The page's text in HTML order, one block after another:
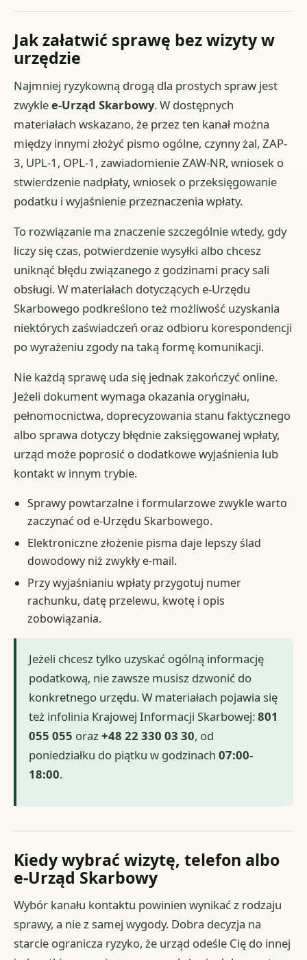
Jak załatwić sprawę bez wizyty w
urzędzie
Najmniej ryzykowną drogą dla prostych spraw jest
zwyklee-Urząd Skarbowy. W dostępnych
materiałach wskazano, że przez ten kanał można
między innymi złożyć pismo ogólne, czynny żal, ZAP-
3, UPL-1, OPL-1, zawiadomienie ZAW-NR, wniosek o
stwierdzenie nadpłaty, wniosek o przeksięgowanie
podatku i wyjaśnienie przeznaczenia wpłaty.
To rozwiązanie ma znaczenie szczególnie wtedy, gdy
liczy się czas, potwierdzenie wysyłki albo chcesz
uniknąć błędu związanego z godzinami pracy sali
obsługi. W materiałach dotyczących e-Urzędu
Skarbowego podkreślono też możliwość uzyskania
niektórych zaświadczeń oraz odbioru korespondencji
po wyrażeniu zgody na taką formę komunikacji.
Nie każdą sprawę uda się jednak zakończyć online.
Jeżeli dokument wymaga okazania oryginału,
pełnomocnictwa, doprecyzowania stanu faktycznego
albo sprawa dotyczy błędnie zaksięgowanej wpłaty,
urząd może poprosić o dodatkowe wyjaśnienia lub
kontakt w innym trybie.
Sprawy powtarzalne i formularzowe zwykle warto
zaczynać od e-Urzędu Skarbowego.
Elektroniczne złożenie pisma daje lepszy ślad
dowodowy niż zwykły e-mail.
Przy wyjaśnianiu wpłaty przygotuj numer
rachunku, datę przelewu, kwotę i opis
zobowiązania.
Jeżeli chcesz tylko uzyskać ogólną informację
podatkową, nie zawsze musisz dzwonić do
konkretnego urzędu. W materiałach pojawia się
też infolinia Krajowej Informacji Skarbowej:801
055 055 oraz+48 22 330 03 30, od
poniedziałku do piątku w godzinach07:00-
18:00.
Kiedy wybrać wizytę, telefon albo
e-Urząd Skarbowy
Wybór kanału kontaktu powinien wynikać z rodzaju
sprawy, a nie z samej wygody. Dobra decyzja na
starcie ogranicza ryzyko, że urząd odeśle Cię do innej